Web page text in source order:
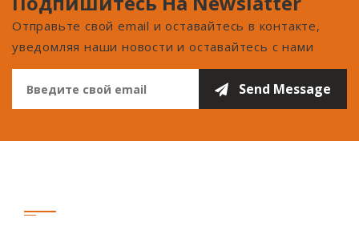
Отправьте свой email и оставайтесь в контакте,
уведомляя наши новости и оставайтесь с нами